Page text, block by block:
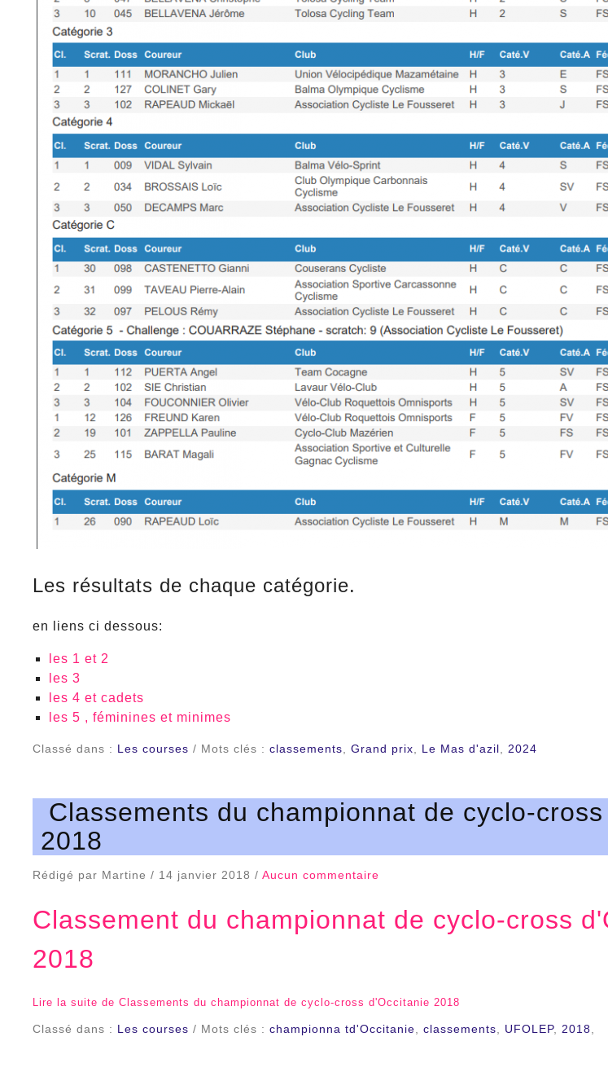
Les résultats de chaque catégorie.
en liens ci dessous:
les 1 et 2
les 3
les 4 et cadets
les 5 , féminines et minimes
Classé dans : Les courses / Mots clés : classements Grand prix Le Mas d'azil 2024
Classements du championnat de cyclo-
2018
Rédigé par Martine / 14 janvier 2018 / Aucun commentaire
Classement du championnat de cyclo-cross
2018
Lire la suite de Classements du championnat de cyclo-cross d'Occitanie 2018
Classé dans : Les courses / Mots clés : championna td'Occitanie, classements, UFOLEP, 2018,